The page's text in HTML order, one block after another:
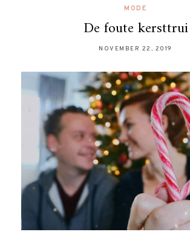
MODE
De foute kersttrui
NOVEMBER 22, 2019